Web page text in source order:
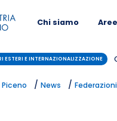
Chi siamo Aree
ESTERI E INTERNAZIONALIZZAZIONE
/ News / Federazioni